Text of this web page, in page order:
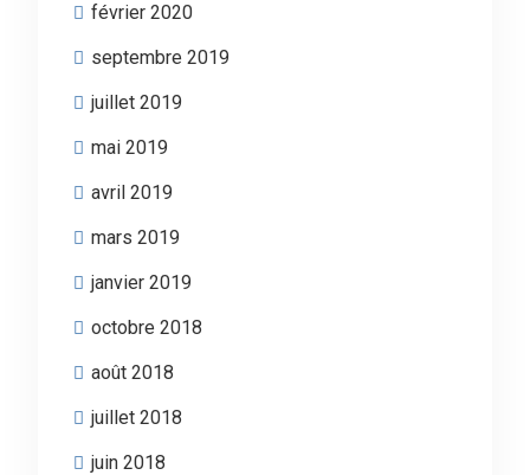
février 2020
septembre 2019
juillet 2019
mai 2019
avril 2019
mars 2019
janvier 2019
octobre 2018
août 2018
juillet 2018
juin 2018